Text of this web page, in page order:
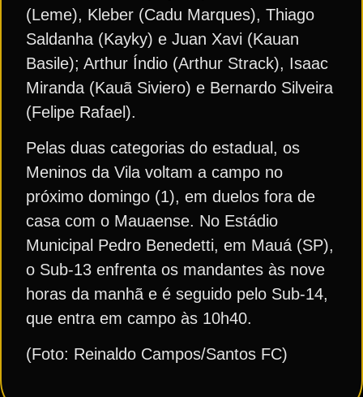
(Leme), Kleber (Cadu Marques), Thiago
Saldanha (Kayky) e Juan Xavi (Kauan
Basile); Arthur Índio (Arthur Strack), Isaac
Miranda (Kauã Siviero) e Bernardo Silveira
(Felipe Rafael).
Pelas duas categorias do estadual, os
Meninos da Vila voltam a campo no
próximo domingo (1), em duelos fora de
casa com o Mauaense. No Estádio
Municipal Pedro Benedetti, em Mauá (SP),
o Sub-13 enfrenta os mandantes às nove
horas da manhã e é seguido pelo Sub-14,
que entra em campo às 10h40.
(Foto: Reinaldo Campos/Santos FC)